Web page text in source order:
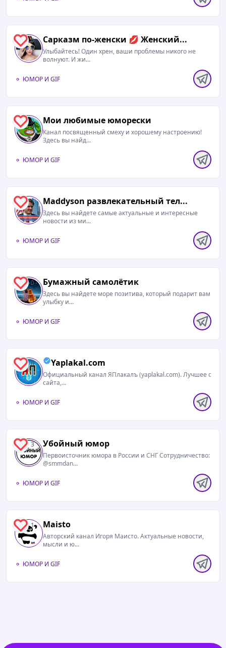
0 Сарказм по-женски 💋 Женский...
Улыбайтесь! Один хрен, ваши проблемы никого не
волнуют. И жи...
ЮМОР И GIF
0 Мои любимые юморески
Канал посвященный смеху и хорошему настроению!
Здесь вы найд...
ЮМОР И GIF
1 Maddyson развлекательный тел...
Здесь вы найдете самые актуальные и интересные
новости из ми...
ЮМОР И GIF
0 Бумажный самолётик
Здесь вы найдете море позитива, который подарит вам
улыбку и...
ЮМОР И GIF
0 Yaplakal.com
Официальный канал ЯПлакалъ (yaplakal.com). Лучшее с
сайта,...
ЮМОР И GIF
3 Убойный юмор
Первоисточник юмора в России и СНГ Сотрудничество:
@smmdan...
ЮМОР И GIF
1 Maisto
Авторский канал Игоря Маисто. Актуальные новости,
мысли и ю...
ЮМОР И GIF